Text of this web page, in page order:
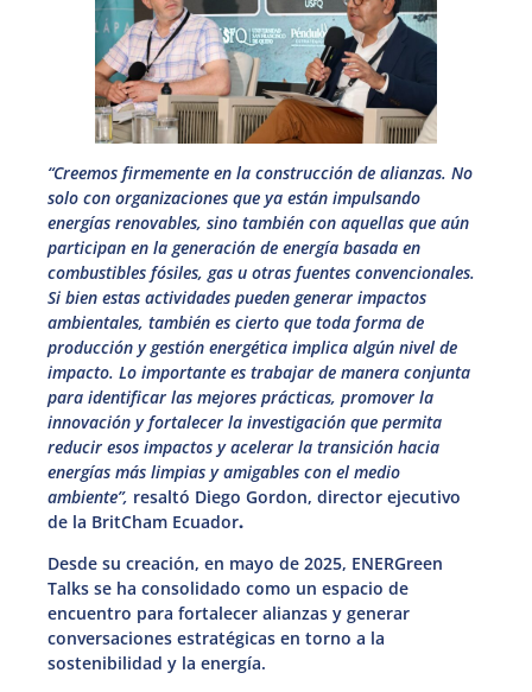
“Creemos firmemente en la construcción de alianzas. No
solo con organizaciones que ya están impulsando
energías renovables, sino también con aquellas que aún
participan en la generación de energía basada en
combustibles fósiles, gas u otras fuentes convencionales.
Si bien estas actividades pueden generar impactos
ambientales, también es cierto que toda forma de
producción y gestión energética implica algún nivel de
impacto. Lo importante es trabajar de manera conjunta
para identificar las mejores prácticas, promover la
innovación y fortalecer la investigación que permita
reducir esos impactos y acelerar la transición hacia
energías más limpias y amigables con el medio
ambiente”, resaltó Diego Gordon, director ejecutivo
de la BritCham Ecuador.
Desde su creación, en mayo de 2025, ENERGreen
Talks se ha consolidado como un espacio de
encuentro para fortalecer alianzas y generar
conversaciones estratégicas en torno a la
sostenibilidad y la energía.